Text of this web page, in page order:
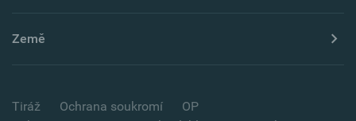
Země
Tiráž Ochrana soukromí
OP